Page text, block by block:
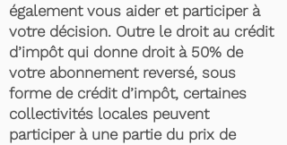
également vous aider et participer à
votre décision. Outre le droit au crédit
d’impôt qui donne droit à 50% de
votre abonnement reversé, sous
forme de crédit d’impôt, certaines
collectivités locales peuvent
participer à une partie du prix de